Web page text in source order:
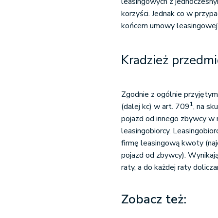
korzyści. Jednak co w
końcem umowy
Kradzież
Zgodnie z ogólnie
(dalej kc) w art. 7091, na
pojazd od innego zbywcy w
leasingobiorcy.
firmę leasingową kwoty
pojazd od zbywcy).
raty, a do każdej raty
Zobacz też: